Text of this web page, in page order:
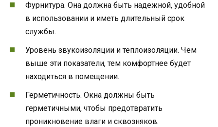
Фурнитура. Она должна быть надежной, удобной
в использовании и иметь длительный срок
службы.
Уровень звукоизоляции и теплоизоляции. Чем
выше эти показатели, тем комфортнее будет
находиться в помещении.
Герметичность. Окна должны быть
герметичными, чтобы предотвратить
проникновение влаги и сквозняков.